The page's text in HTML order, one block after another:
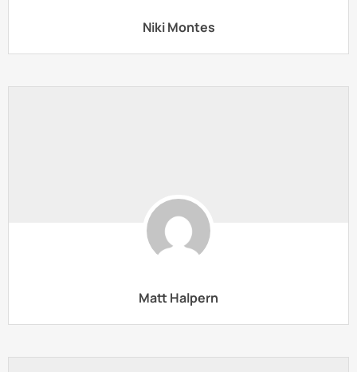
Niki Montes
Matt Halpern